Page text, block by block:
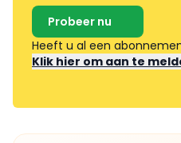
Probeer nu
Heeft u al een
Klik hier om aan te